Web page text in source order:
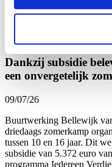
Parlementslid Loes
Dankzij subsidie
een onvergetelijk
09/07/26
Buurtwerking Bellewijk
driedaags zomerkamp
tussen 10 en 16 jaar. Dit
subsidie van 5.372 euro
programma Iedereen